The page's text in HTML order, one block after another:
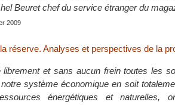
Beuret chef du service étranger du
2009
réserve. Analyses et perspectives de la
librement et sans aucun frein toutes les
notre système économique en soit
énergétiques et naturelles,